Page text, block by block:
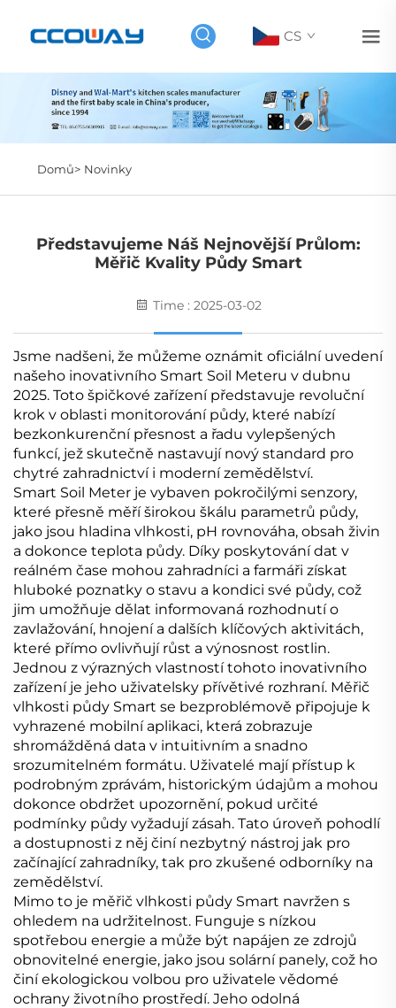
CS
Domů> Novinky
Představujeme Náš Nejnovější Průlom:
Měřič Kvality Půdy Smart
Time : 2025-03-02
Jsme nadšeni, že můžeme oznámit oficiální uvedení
našeho inovativního Smart Soil Meteru v dubnu
2025. Toto špičkové zařízení představuje revoluční
krok v oblasti monitorování půdy, které nabízí
bezkonkurenční přesnost a řadu vylepšených
funkcí, jež skutečně nastavují nový standard pro
chytré zahradnictví i moderní zemědělství.
Smart Soil Meter je vybaven pokročilými senzory,
které přesně měří širokou škálu parametrů půdy,
jako jsou hladina vlhkosti, pH rovnováha, obsah živin
a dokonce teplota půdy. Díky poskytování dat v
reálném čase mohou zahradníci a farmáři získat
hluboké poznatky o stavu a kondici své půdy, což
jim umožňuje dělat informovaná rozhodnutí o
zavlažování, hnojení a dalších klíčových aktivitách,
které přímo ovlivňují růst a výnosnost rostlin.
Jednou z výrazných vlastností tohoto inovativního
zařízení je jeho uživatelsky přívětivé rozhraní. Měřič
vlhkosti půdy Smart se bezproblémově připojuje k
vyhrazené mobilní aplikaci, která zobrazuje
shromážděná data v intuitivním a snadno
srozumitelném formátu. Uživatelé mají přístup k
podrobným zprávám, historickým údajům a mohou
dokonce obdržet upozornění, pokud určité
podmínky půdy vyžadují zásah. Tato úroveň pohodlí
a dostupnosti z něj činí nezbytný nástroj jak pro
začínající zahradníky, tak pro zkušené odborníky na
zemědělství.
Mimo to je měřič vlhkosti půdy Smart navržen s
ohledem na udržitelnost. Funguje s nízkou
spotřebou energie a může být napájen ze zdrojů
obnovitelné energie, jako jsou solární panely, což ho
činí ekologickou volbou pro uživatele vědomé
ochrany životního prostředí. Jeho odolná